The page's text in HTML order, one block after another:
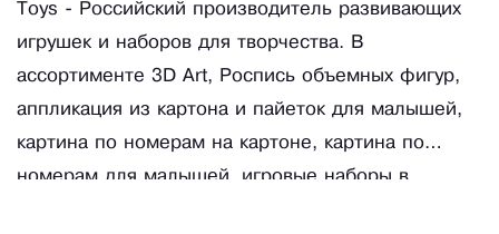
Toys - Российский производитель развивающих
игрушек и наборов для творчества. В
ассортименте 3D Art, Роспись объемных фигур,
аппликация из картона и пайеток для малышей,
картина по номерам на картоне, картина по
номерам для малышей, игровые наборы в